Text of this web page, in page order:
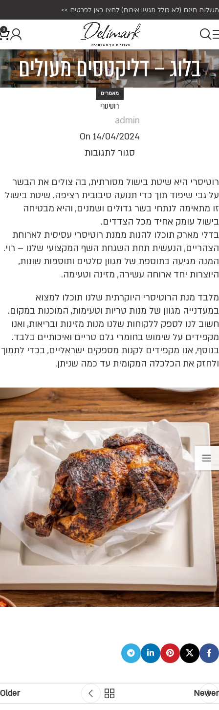
משלוח חינם (לא כולל מגשי אירוח) לחצו כאן לפרטים >>
0
בלוג – דליקטסים מעולים
מאמרים
רוטיסרי
admin
On 14/04/2024
סגור לתגובות
רוטיסרי היא שיטת בישול מסורתית, בה צולים את הבשר
על גבי שיפוד תוך כדי תנועה סיבובית רציפה. שיטת בישול
זו מתאימה לנתחי בשר גדולים ושמנים, והיא מבטיחה
בישול עומק אחיד מכל הצדדים.
בדלי מארק תוכלו להנות ממנת רוטיסרי עסיסית לארוחת
הצהריים, הנעשית תחת השגחת השף המקצועי שלנו – רוי.
המנה מגיעה בתוספת של מגוון סלטים ותוספות שונות,
היוצרות יחד ארוחה עשירה, מזינה וטעימה.
מלבד מנת הרוטיסרי היוקרתית שלנו תוכלו למצוא
במעדנייה מגוון של מנות טריות וטעימות, המוכנות במקום.
חשוב לנו לספק ללקוחות שלנו מנות מזינות ובריאות, ואנו
מקפידים על שימוש בחומרי גלם טריים ואיכותיים בלבד.
בנוסף, אנו מקפידים לקנות מספקים ישראליים, בכדי לתמוך
ולחזק את הכלכלה המקומית עד כמה שניתן.
Newer
Older